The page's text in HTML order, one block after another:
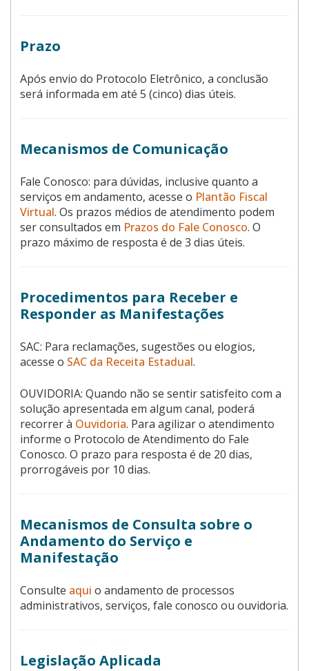
Prazo
Após envio do Protocolo Eletrônico, a conclusão
será informada em até 5 (cinco) dias úteis.
Mecanismos de Comunicação
Fale Conosco: para dúvidas, inclusive quanto a
serviços em andamento, acesse o Plantão Fiscal
Virtual. Os prazos médios de atendimento podem
ser consultados em Prazos do Fale Conosco. O
prazo máximo de resposta é de 3 dias úteis.
Procedimentos para Receber e
Responder as Manifestações
SAC: Para reclamações, sugestões ou elogios,
acesse o SAC da Receita Estadual.
OUVIDORIA: Quando não se sentir satisfeito com a
solução apresentada em algum canal, poderá
recorrer à Ouvidoria. Para agilizar o atendimento
informe o Protocolo de Atendimento do Fale
Conosco. O prazo para resposta é de 20 dias,
prorrogáveis por 10 dias.
Mecanismos de Consulta sobre o
Andamento do Serviço e
Manifestação
Consulte aqui o andamento de processos
administrativos, serviços, fale conosco ou ouvidoria.
Legislação Aplicada